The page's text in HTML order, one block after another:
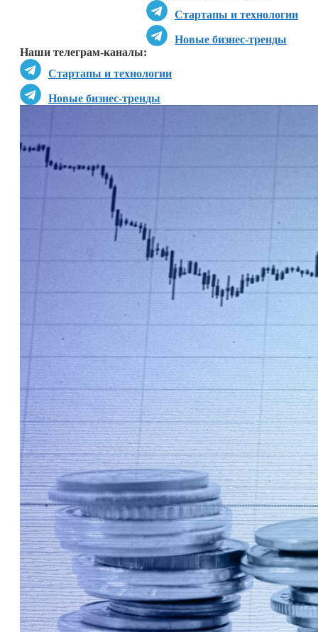
Стартапы и технологии
Новые бизнес-тренды
Наши телеграм-каналы:
Стартапы и технологии
Новые бизнес-тренды